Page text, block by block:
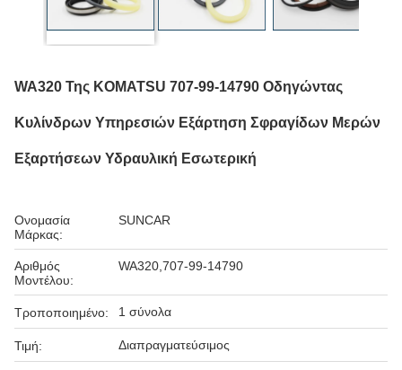
WA320 Της KOMATSU 707-99-14790 Οδηγώντας
Κυλίνδρων Υπηρεσιών Εξάρτηση Σφραγίδων Μερών
Εξαρτήσεων Υδραυλική Εσωτερική
Ονομασία
Μάρκας:
SUNCAR
Αριθμός
Μοντέλου:
WA320,707-99-14790
Τροποποιημένο: 1 σύνολα
Τιμή: Διαπραγματεύσιμος